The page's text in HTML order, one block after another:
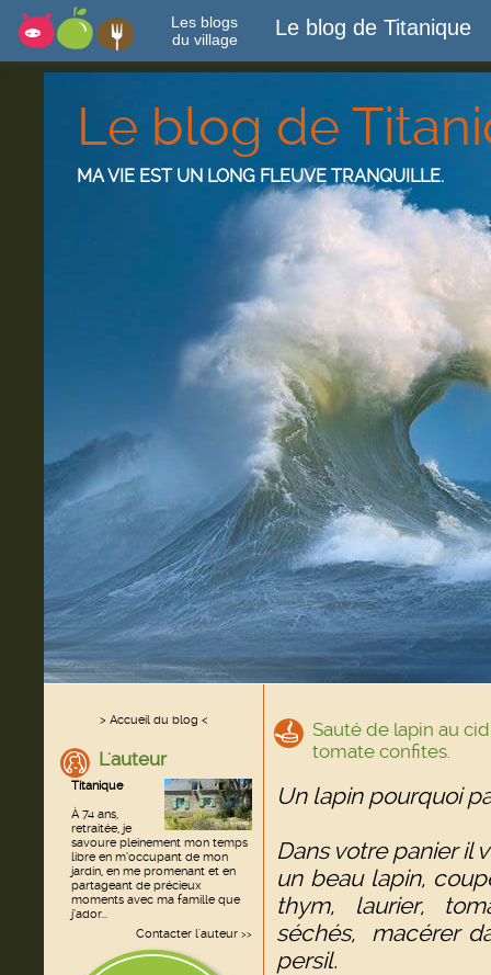
Les blogs
du village
Le blog de Titanique
Le blog de
MA VIE EST UN LONG FLEUVE TRANQUILLE.
> Accueil du blog <
L'auteur
Titanique
À 74 ans,
retraitée, je
savoure pleinement mon temps
libre en m’occupant de mon
jardin, en me promenant et en
partageant de précieux
moments avec ma famille que
j’ador...
Contacter l'auteur >>
Sauté de lapin au
tomate confites.
Un lapin pourquoi
Dans votre panier il
un beau lapin,
thym, laurier,
séchés, macérer
persil.